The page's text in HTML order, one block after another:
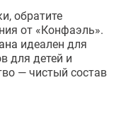
обратите
от «Конфаэль».
идеален для
для детей и
— чистый состав